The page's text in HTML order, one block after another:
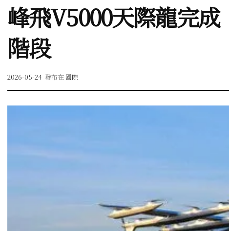
峰飛V5000天際龍完
階段
2026-05-24 發布在 國際